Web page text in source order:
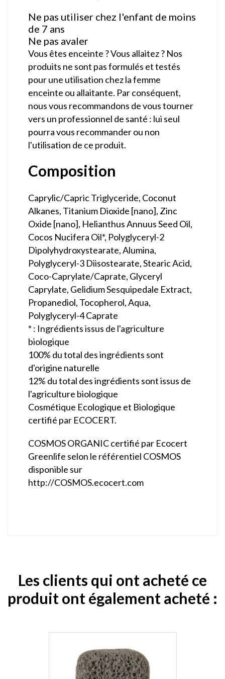
Ne pas utiliser chez l'enfant de moins
de 7 ans
Ne pas avaler
Vous êtes enceinte ? Vous allaitez ? Nos
produits ne sont pas formulés et testés
pour une utilisation chez la femme
enceinte ou allaitante. Par conséquent,
nous vous recommandons de vous tourner
vers un professionnel de santé : lui seul
pourra vous recommander ou non
l'utilisation de ce produit.
Composition
Caprylic/Capric Triglyceride, Coconut
Alkanes, Titanium Dioxide [nano], Zinc
Oxide [nano], Helianthus Annuus Seed Oil,
Cocos Nucifera Oil*, Polyglyceryl-2
Dipolyhydroxystearate, Alumina,
Polyglyceryl-3 Diisostearate, Stearic Acid,
Coco-Caprylate/Caprate, Glyceryl
Caprylate, Gelidium Sesquipedale Extract,
Propanediol, Tocopherol, Aqua,
Polyglyceryl-4 Caprate
* : Ingrédients issus de l'agriculture
biologique
100% du total des ingrédients sont
d'origine naturelle
12% du total des ingrédients sont issus de
l'agriculture biologique
Cosmétique Ecologique et Biologique
certifié par ECOCERT.
COSMOS ORGANIC certifié par Ecocert
Greenlife selon le référentiel COSMOS
disponible sur
http://COSMOS.ecocert.com
Les clients qui ont acheté ce
produit ont également acheté :